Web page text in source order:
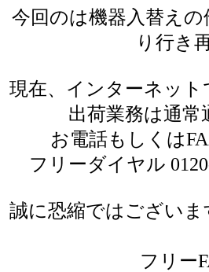
今回のは機器入替え
り行き
現在、インターネッ
出荷業務は通
お電話もしくは
フリーダイヤル
誠に恐縮ではござい
フリー